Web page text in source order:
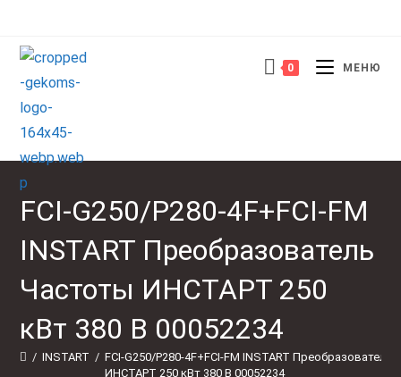
содержимому
0 МЕНЮ
FCI-G250/P280-4F+FCI-FM
INSTART Преобразователь
Частоты ИНСТАРТ 250
кВт 380 В 00052234
/ INSTART / FCI-G250/P280-4F+FCI-FM INSTART
ИНСТАРТ 250 кВт 380 В 00052234